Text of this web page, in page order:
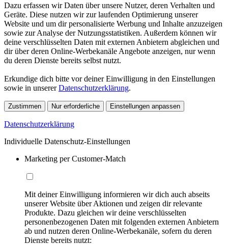
Dazu erfassen wir Daten über unsere Nutzer, deren Verhalten und
Geräte. Diese nutzen wir zur laufenden Optimierung unserer
Website und um dir personalisierte Werbung und Inhalte anzuzeigen
sowie zur Analyse der Nutzungsstatistiken. Außerdem können wir
deine verschlüsselten Daten mit externen Anbietern abgleichen und
dir über deren Online-Werbekanäle Angebote anzeigen, nur wenn
du deren Dienste bereits selbst nutzt.
Erkundige dich bitte vor deiner Einwilligung in den Einstellungen
sowie in unsererDatenschutzerklärung.
Zustimmen Nur erforderliche Einstellungen anpassen
Datenschutzerklärung
Individuelle Datenschutz-Einstellungen
Marketing per Customer-Match
Mit deiner Einwilligung informieren wir dich auch abseits
unserer Website über Aktionen und zeigen dir relevante
Produkte. Dazu gleichen wir deine verschlüsselten
personenbezogenen Daten mit folgenden externen Anbietern
ab und nutzen deren Online-Werbekanäle, sofern du deren
Dienste bereits nutzt: